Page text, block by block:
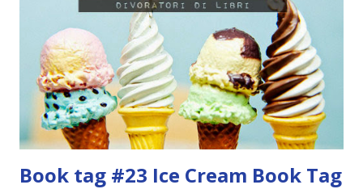
la luce del sole. L’unica certezza dei ragazzi è che ogni
mattina le porte di pietra del gigantesco Labirinto che li
circonda vengono aperte, per poi richiudersi di notte. Ben
presto il gruppo elabora l’organizzazione di una società
ben ordinata e disciplinata dai Custodi, nella quale si sv...
Book tag #23 Ice Cream Book Tag